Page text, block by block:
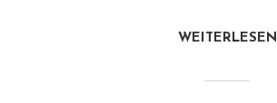
WEITERLESEN